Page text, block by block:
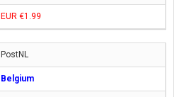
EUR €1.99
PostNL
Belgium